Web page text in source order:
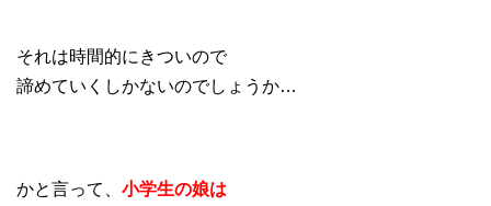
それは時間的にきついので
諦めていくしかないのでしょうか…
かと言って、 小学生の娘は